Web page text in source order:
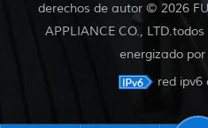
derechos de autor © 2026
APPLIANCE CO.,
energizado por
red ipv6